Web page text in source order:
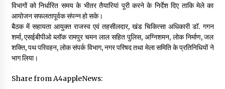
विभागों को निर्धारित समय के भीतर तैयारियां पूरी करने के निर्देश दिए ताकि मेले का
आयोजन सफलतापूर्वक संपन्न हो सके।
बैठक में सहायता आयुक्त राजस्व एवं तहसीलदार, खंड चिकित्सा अधिकारी डॉ. गगन
शर्मा, एसईबीपीओ ब्लॉक रामपुर चमन लाल सहित पुलिस, अग्निशमन, लोक निर्माण, जल
शक्ति, पथ परिवहन, लोक संपर्क विभाग, नगर परिषद तथा मेला समिति के प्रतिनिधियों ने
भाग लिया।
Share from A4appleNews: